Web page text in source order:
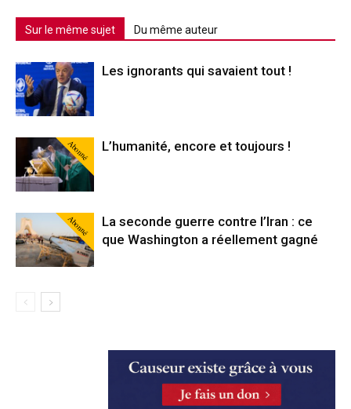
Sur le même sujet Du même auteur
Les ignorants qui savaient tout !
Abonné L’humanité, encore et toujours !
Abonné
La seconde guerre contre l’Iran : ce
que Washington a réellement gagné